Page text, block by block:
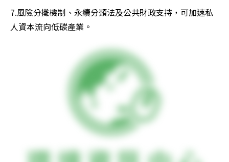
7.風險分攤機制、永續分類法及公共財政支持，可加速私
人資本流向低碳產業。